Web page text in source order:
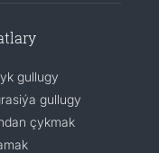
gullugy
gullugy
çykmak